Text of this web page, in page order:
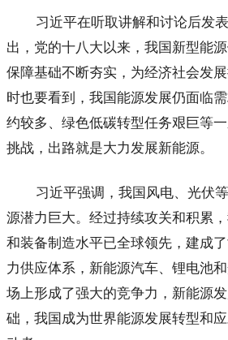
习近平在听取讲解和讨论后发
出，党的十八大以来，我国新型能
保障基础不断夯实，为经济社会发
时也要看到，我国能源发展仍面临
约较多、绿色低碳转型任务艰巨等
挑战，出路就是大力发展新能源。
习近平强调，我国风电、光伏
源潜力巨大。经过持续攻关和积累
和装备制造水平已全球领先，建成
力供应体系，新能源汽车、锂电池
场上形成了强大的竞争力，新能源
础，我国成为世界能源发展转型和